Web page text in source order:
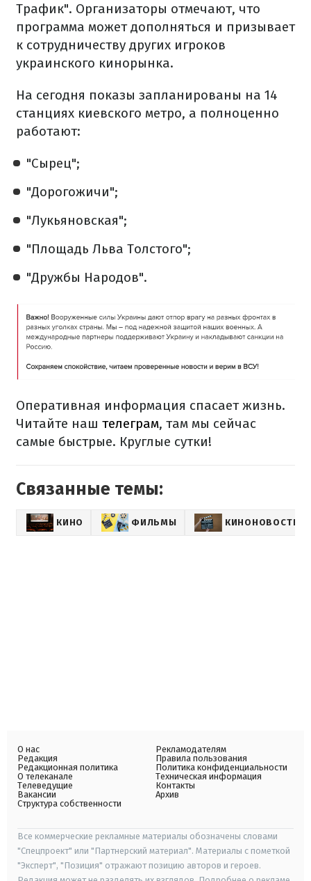
Трафик". Организаторы отмечают, что
программа может дополняться и призывает
к сотрудничеству других игроков
украинского кинорынка.
На сегодня показы запланированы на 14
станциях киевского метро, ​​а полноценно
работают:
"Сырец";
"Дорогожичи";
"Лукьяновская";
"Площадь Льва Толстого";
"Дружбы Народов".
Оперативная информация спасает жизнь.
Читайте наш телеграм, там мы сейчас
самые быстрые. Круглые сутки!
Связанные темы:
КИНО ФИЛЬМЫ КИНОНОВОСТИ
О нас
Редакция
Редакционная политика
О телеканале
Телеведущие
Вакансии
Структура собственности
Рекламодателям
Правила пользования
Политика конфиденциальности
Техническая информация
Контакты
Архив
Все коммерческие рекламные материалы обозначены словами
"Спецпроект" или "Партнерский материал". Материалы с пометкой
"Эксперт", "Позиция" отражают позицию авторов и героев.